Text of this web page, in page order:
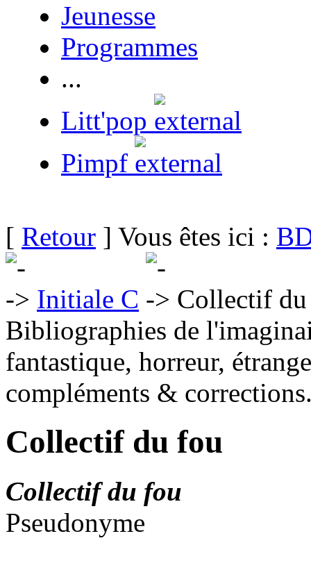
Jeunesse
Programmes
...
Litt'pop
Pimpf
[ Retour ] Vous êtes ici :
Initiale C
Collectif
Bibliographies de
fantastique, horreur,
compléments &
Collectif du fou
Collectif du fou
Pseudonyme